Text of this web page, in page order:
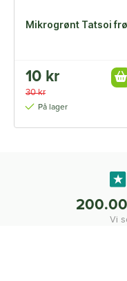
Mikrogrønt Tatsoi frø
10 kr
30 kr
På lager
Vi